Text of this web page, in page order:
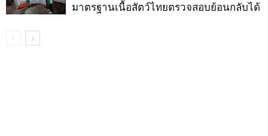
มาตรฐานเนื้อสัตว์ไทยตรวจสอบย้อนกลับได้